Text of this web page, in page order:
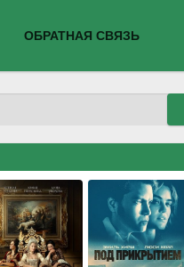
ОБРАТНАЯ СВЯЗЬ